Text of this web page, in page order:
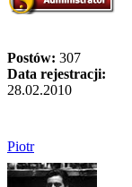
Postów: 307
Data rejestracji:
28.02.2010
Piotr